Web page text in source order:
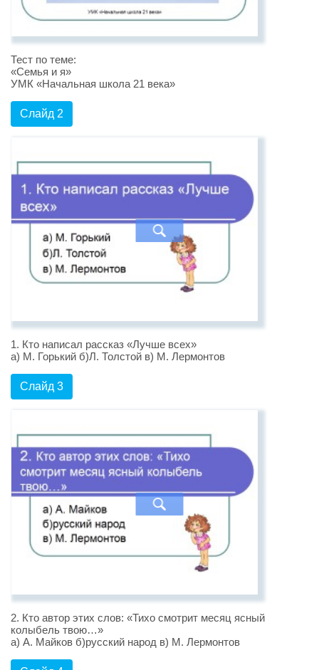
Тест по теме:
«Семья и я»
УМК «Начальная школа 21 века»
Слайд 2
1. Кто написал рассказ «Лучше всех»
а) М. Горький б)Л. Толстой в) М. Лермонтов
Слайд 3
2. Кто автор этих слов: «Тихо смотрит месяц ясный
колыбель твою…»
а) А. Майков б)русский народ в) М. Лермонтов